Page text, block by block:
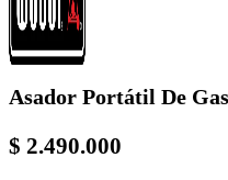
Asador Portátil De
$ 2.490.000